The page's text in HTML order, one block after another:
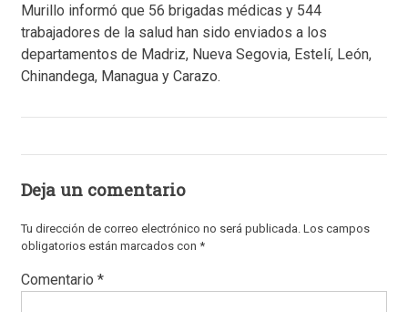
Murillo informó que 56 brigadas médicas y 544
trabajadores de la salud han sido enviados a los
departamentos de Madriz, Nueva Segovia, Estelí, León,
Chinandega, Managua y Carazo.
Deja un comentario
Tu dirección de correo electrónico no será publicada. Los campos
obligatorios están marcados con *
Comentario *